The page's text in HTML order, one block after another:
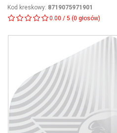
Kod kreskowy: 8719075971901
0.00 / 5 (0 głosów)